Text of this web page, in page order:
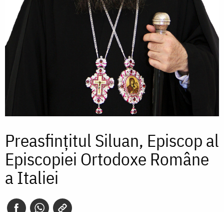
Preasfințitul Siluan, Episcop al
Episcopiei Ortodoxe Române
a Italiei